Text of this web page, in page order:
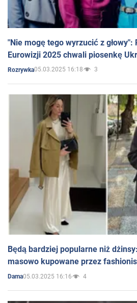
"Nie mogę tego wyrzucić z
Eurowizji 2025 chwali piosenkę
Rozrywka05.03.2025 16:18 3
Będą bardziej popularne niż
masowo kupowane przez
Dama05.03.2025 16:16 4